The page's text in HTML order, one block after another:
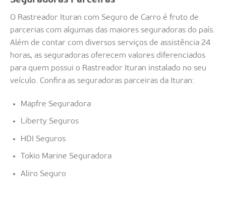
O Rastreador Ituran com Seguro de Carro é fruto de
parcerias com algumas das maiores seguradoras do país.
Além de contar com diversos serviços de assistência 24
horas, as seguradoras oferecem valores diferenciados
para quem possui o Rastreador Ituran instalado no seu
veículo. Confira as seguradoras parceiras da Ituran:
Mapfre Seguradora
Liberty Seguros
HDI Seguros
Tokio Marine Seguradora
Aliro Seguro